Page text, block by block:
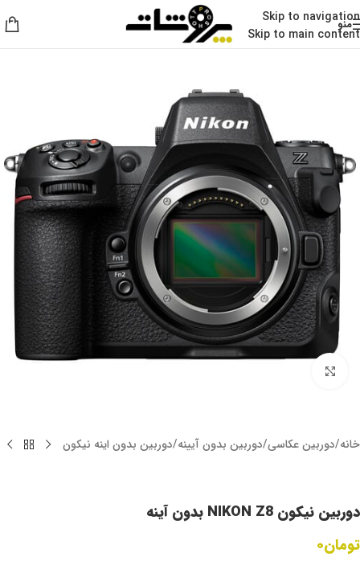
Skip to navigation
Skip to main content
منو
خانه/دوربین عکاسی/دوربین بدون آیینه/دوربین بدون اینه نیکون
دوربین نیکون NIKON Z8 بدون آینه
تومان۰